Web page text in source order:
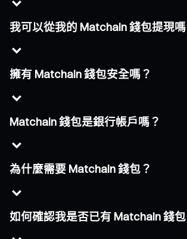
我可以從我的 Matchain 錢包提現嗎
擁有 Matchain 錢包安全嗎？
Matchain 錢包是銀行帳戶嗎？
為什麼需要 Matchain 錢包？
如何確認我是否已有 Matchain 錢包